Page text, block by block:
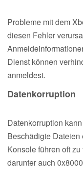
Probleme mit dem
diesen Fehler
Dienst können
anmeldest.
Datenkorruption
Datenkorruption
Beschädigte
Konsole führen oft
darunter auch